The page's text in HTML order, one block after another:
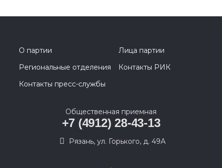
О партии
Лица партии
Региональные отделения
Контакты РИК
Контакты пресс-службы
Общественная приемная
+7 (4912) 28-43-13
Рязань, ул. Горького, д. 49А